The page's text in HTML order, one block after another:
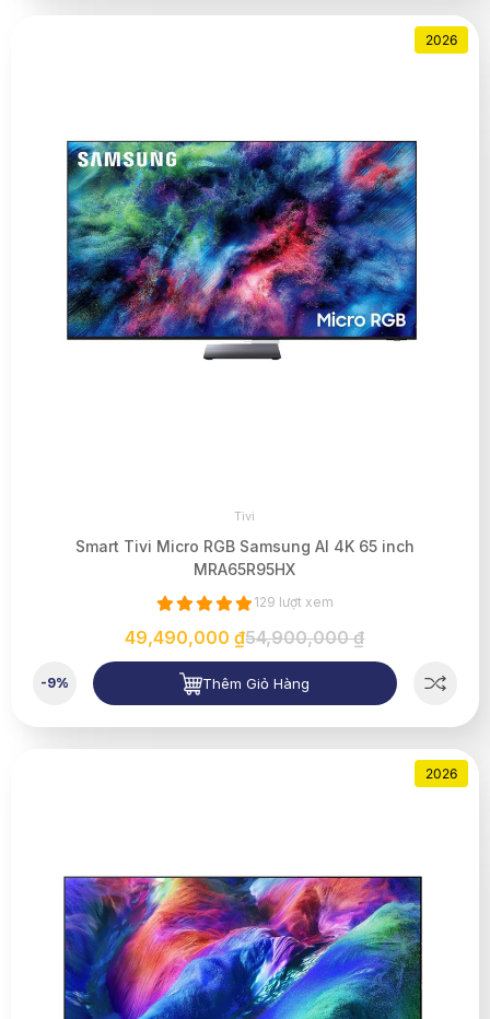
2026
Tivi
Smart Tivi Micro RGB Samsung AI 4K 65 inch
MRA65R95HX
129 lượt xem
49,490,000 ₫54,900,000 ₫
-9% Thêm Giỏ Hàng
2026